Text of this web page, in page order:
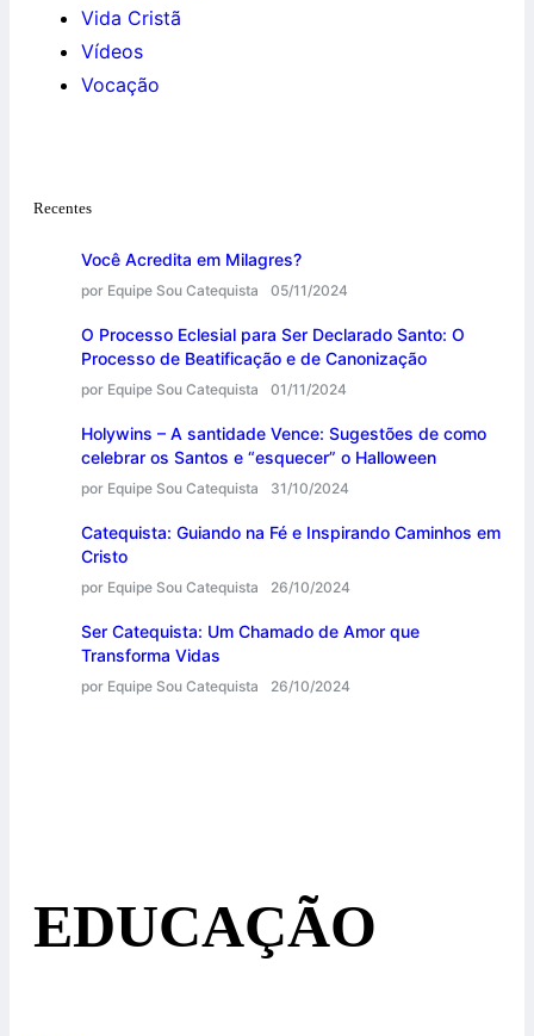
Vida Cristã
Vídeos
Vocação
Recentes
Você Acredita em Milagres?
por Equipe Sou Catequista 05/11/2024
O Processo Eclesial para Ser Declarado Santo: O
Processo de Beatificação e de Canonização
por Equipe Sou Catequista 01/11/2024
Holywins – A santidade Vence: Sugestões de como
celebrar os Santos e “esquecer” o Halloween
por Equipe Sou Catequista 31/10/2024
Catequista: Guiando na Fé e Inspirando Caminhos em
Cristo
por Equipe Sou Catequista 26/10/2024
Ser Catequista: Um Chamado de Amor que
Transforma Vidas
por Equipe Sou Catequista 26/10/2024
EDUCAÇÃO